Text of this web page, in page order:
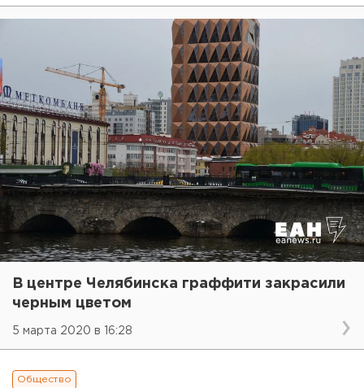
В центре Челябинска граффити закрасили
черным цветом
5 марта 2020 в 16:28
Общество